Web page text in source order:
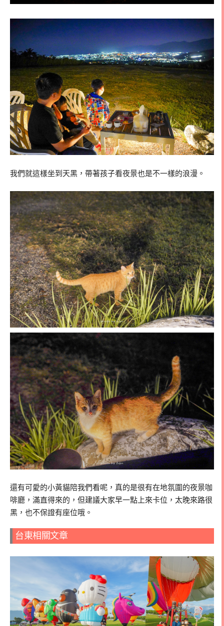
我們就這樣坐到天黑，帶著孩子看夜景也是不一樣的浪漫。
還有可愛的小黃貓陪我們看呢，真的是很有在地氛圍的夜景咖
啡廳，滿直得來的，但建議大家早一點上來卡位，太晚來路很
黑，也不保證有座位哦。
台東相關文章